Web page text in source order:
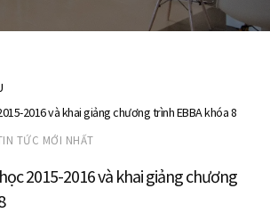
2016 và khai giảng chương trình EBBA khóa 8
TỨC MỚI NHẤT
2015-2016 và khai giảng chương